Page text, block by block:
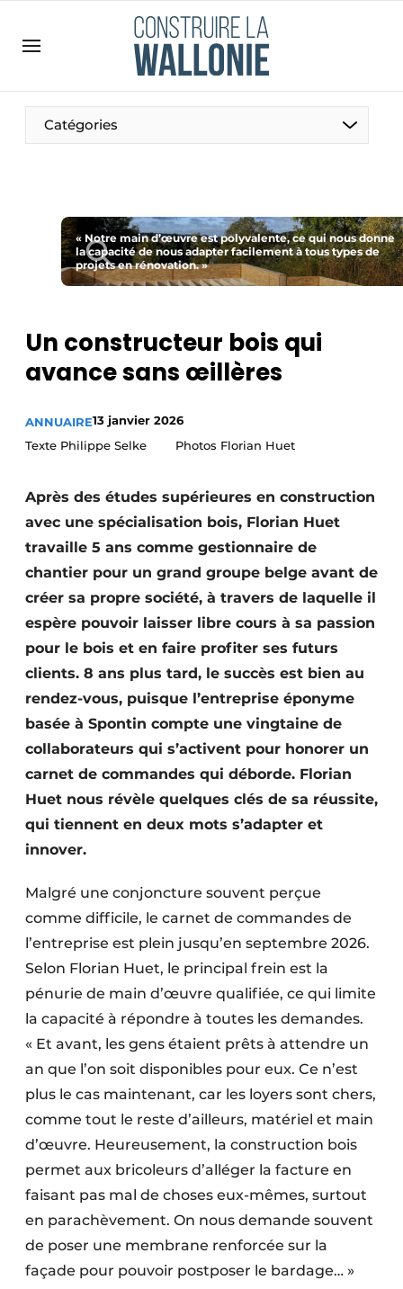
Emploi
Enregistrer une offre d’emploi
Meest gelezen
Newsletter
Privacy / Cookie statement
S’inscrire à l’événement
Termes et conditions
Video’s
Catégories
Construction bois
Contrôle d’accès
Éclairage
Façades
Géotextiles
Infrastructures souterraines et égouttage
Protection solaire
Sécurité incendie
Software
Techniques ferroviaires
Travaux ferroviaires
« Notre main d’œuvre est polyvalente, ce qui nous donne
la capacité de nous adapter facilement à tous types de
projets en rénovation. »
Un constructeur bois qui
avance sans œillères
ANNUAIRE13 janvier 2026
Texte Philippe Selke Photos Florian Huet
Après des études supérieures en construction
avec une spécialisation bois, Florian Huet
travaille 5 ans comme gestionnaire de
chantier pour un grand groupe belge avant de
créer sa propre société, à travers de laquelle il
espère pouvoir laisser libre cours à sa passion
pour le bois et en faire profiter ses futurs
clients. 8 ans plus tard, le succès est bien au
rendez-vous, puisque l’entreprise éponyme
basée à Spontin compte une vingtaine de
collaborateurs qui s’activent pour honorer un
carnet de commandes qui déborde. Florian
Huet nous révèle quelques clés de sa réussite,
qui tiennent en deux mots s’adapter et
innover.
Malgré une conjoncture souvent perçue
comme difficile, le carnet de commandes de
l’entreprise est plein jusqu’en septembre 2026.
Selon Florian Huet, le principal frein est la
pénurie de main d’œuvre qualifiée, ce qui limite
la capacité à répondre à toutes les demandes.
« Et avant, les gens étaient prêts à attendre un
an que l’on soit disponibles pour eux. Ce n’est
plus le cas maintenant, car les loyers sont chers,
comme tout le reste d’ailleurs, matériel et main
d’œuvre. Heureusement, la construction bois
permet aux bricoleurs d’alléger la facture en
faisant pas mal de choses eux-mêmes, surtout
en parachèvement. On nous demande souvent
de poser une membrane renforcée sur la
façade pour pouvoir postposer le bardage… »